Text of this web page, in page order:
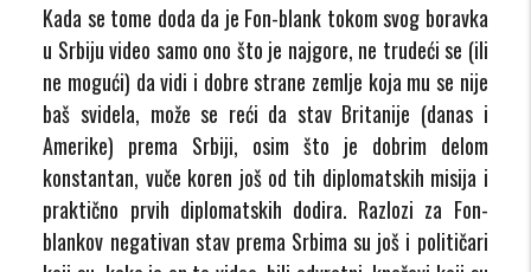
Kada se tome doda da je Fon-blank tokom svog boravka
u Srbiju video samo ono što je najgore, ne trudeći se (ili
ne mogući) da vidi i dobre strane zemlje koja mu se nije
baš svidela, može se reći da stav Britanije (danas i
Amerike) prema Srbiji, osim što je dobrim delom
konstantan, vuče koren još od tih diplomatskih misija i
praktično prvih diplomatskih dodira. Razlozi za Fon-
blankov negativan stav prema Srbima su još i političari